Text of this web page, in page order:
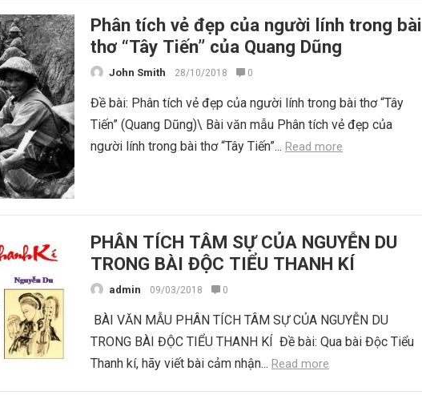
Phân tích vẻ đẹp của người lính trong bài
thơ “Tây Tiến” của Quang Dũng
John Smith 28/10/2018 0
Đề bài: Phân tích vẻ đẹp của người lính trong bài thơ “Tây
Tiến” (Quang Dũng)\ Bài văn mẫu Phân tích vẻ đẹp của
người lính trong bài thơ “Tây Tiến”... Read more
PHÂN TÍCH TÂM SỰ CỦA NGUYỄN DU
TRONG BÀI ĐỘC TIỂU THANH KÍ
admin 09/03/2018 0
BÀI VĂN MẪU PHÂN TÍCH TÂM SỰ CỦA NGUYỄN DU
TRONG BÀI ĐỘC TIỂU THANH KÍ ​ Đề bài: Qua bài Độc Tiểu
Thanh kí, hãy viết bài cảm nhận... Read more